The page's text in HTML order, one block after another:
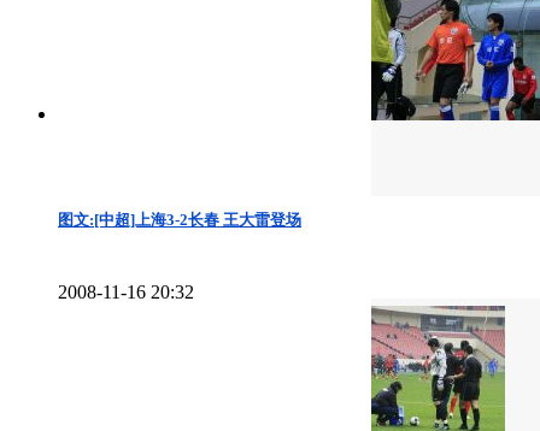
图文:[中超]上海3-2长春 王大雷登场
2008-11-16 20:32